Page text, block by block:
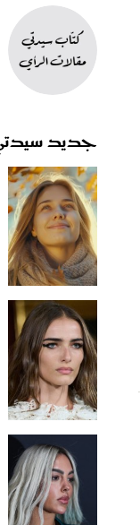
جديد